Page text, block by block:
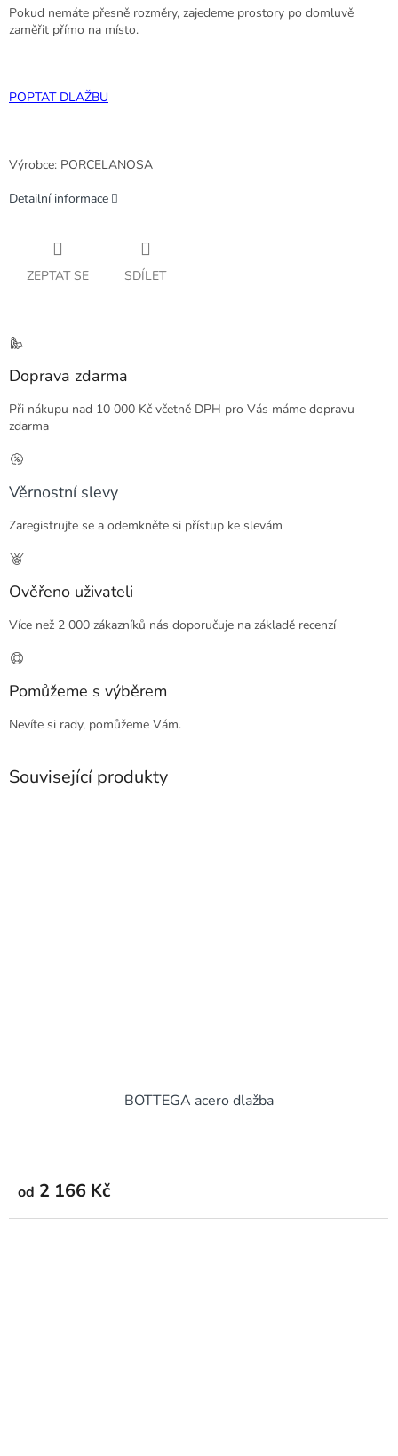
Pokud nemáte přesně rozměry, zajedeme prostory po domluvě
zaměřit přímo na místo.
POPTAT DLAŽBU
Výrobce: PORCELANOSA
Detailní informace
ZEPTAT SE SDÍLET
Doprava zdarma
Při nákupu nad 10 000 Kč včetně DPH pro Vás máme dopravu
zdarma
Věrnostní slevy
Zaregistrujte se a odemkněte si přístup ke slevám
Ověřeno uživateli
Více než 2 000 zákazníků nás doporučuje na základě recenzí
Pomůžeme s výběrem
Nevíte si rady, pomůžeme Vám.
Související produkty
BOTTEGA acero dlažba
od 2 166 Kč